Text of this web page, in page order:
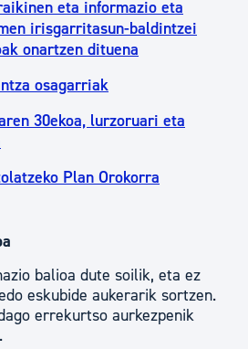
eta informazio eta
irisgarritasun-baldintzei
onartzen dituena
osagarriak
30ekoa, lurzoruari eta
Plan Orokorra
balioa dute soilik, eta ez
eskubide aukerarik sortzen.
errekurtso aurkezpenik